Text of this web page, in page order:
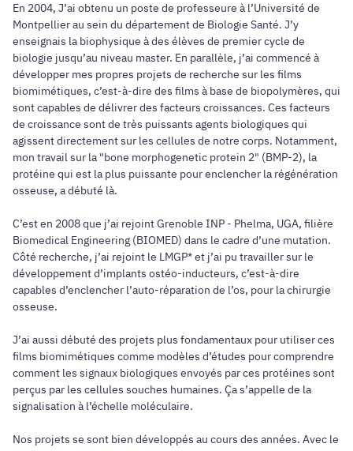
En 2004, J’ai obtenu un poste de professeure à l’Université de
Montpellier au sein du département de Biologie Santé. J’y
enseignais la biophysique à des élèves de premier cycle de
biologie jusqu’au niveau master. En parallèle, j’ai commencé à
développer mes propres projets de recherche sur les films
biomimétiques, c’est-à-dire des films à base de biopolymères, qui
sont capables de délivrer des facteurs croissances. Ces facteurs
de croissance sont de très puissants agents biologiques qui
agissent directement sur les cellules de notre corps. Notamment,
mon travail sur la "bone morphogenetic protein 2" (BMP-2), la
protéine qui est la plus puissante pour enclencher la régénération
osseuse, a débuté là.
C’est en 2008 que j’ai rejoint Grenoble INP - Phelma, UGA, filière
Biomedical Engineering (BIOMED) dans le cadre d’une mutation.
Côté recherche, j’ai rejoint le LMGP* et j’ai pu travailler sur le
développement d’implants ostéo-inducteurs, c’est-à-dire
capables d’enclencher l’auto-réparation de l’os, pour la chirurgie
osseuse.
J’ai aussi débuté des projets plus fondamentaux pour utiliser ces
films biomimétiques comme modèles d’études pour comprendre
comment les signaux biologiques envoyés par ces protéines sont
perçus par les cellules souches humaines. Ça s’appelle de la
signalisation à l’échelle moléculaire.
Nos projets se sont bien développés au cours des années. Avec le